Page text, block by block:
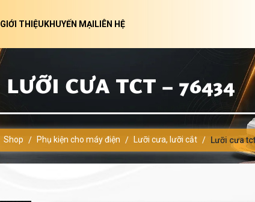
GIỚI THIỆUKHUYẾN MẠILIÊN HỆ
LƯỠI CƯA TCT – 76434
Shop / Phụ kiện cho máy điện / Lưỡi cưa, lưỡi cắt / Lưỡi cưa